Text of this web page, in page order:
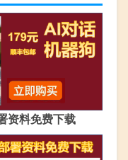
资料免费下载